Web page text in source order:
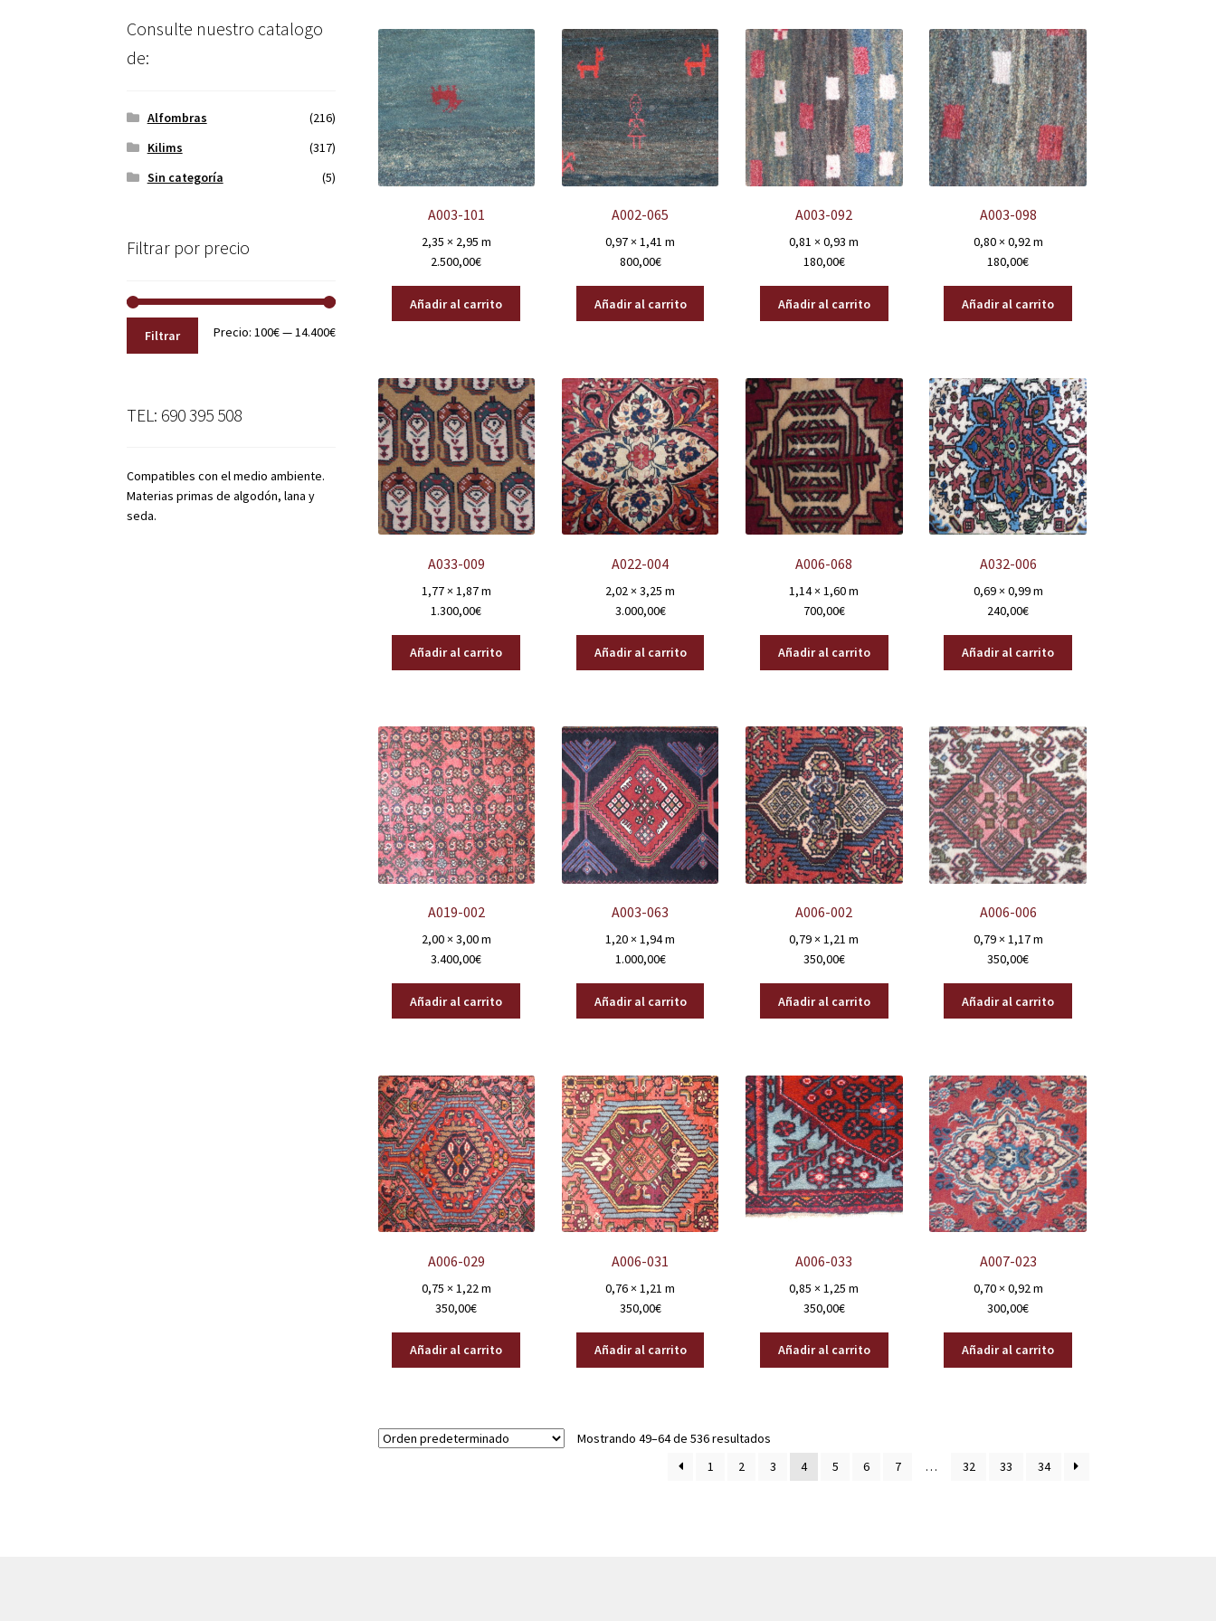
A003-101
2,35 × 2,95 m
2.500,00€
Añadir al carrito
A002-065
0,97 × 1,41 m
800,00€
Añadir al carrito
A003-092
0,81 × 0,93 m
180,00€
Añadir al carrito
A003-098
0,80 × 0,92 m
180,00€
Añadir al carrito
A033-009
1,77 × 1,87 m
1.300,00€
Añadir al carrito
A022-004
2,02 × 3,25 m
3.000,00€
Añadir al carrito
A006-068
1,14 × 1,60 m
700,00€
Añadir al carrito
A032-006
0,69 × 0,99 m
240,00€
Añadir al carrito
A019-002
2,00 × 3,00 m
3.400,00€
Añadir al carrito
A003-063
1,20 × 1,94 m
1.000,00€
Añadir al carrito
A006-002
0,79 × 1,21 m
350,00€
Añadir al carrito
A006-006
0,79 × 1,17 m
350,00€
Añadir al carrito
A006-029
0,75 × 1,22 m
350,00€
Añadir al carrito
A006-031
0,76 × 1,21 m
350,00€
Añadir al carrito
A006-033
0,85 × 1,25 m
350,00€
Añadir al carrito
A007-023
0,70 × 0,92 m
300,00€
Añadir al carrito
Mostrando 49–64 de 536 resultados
1
2 3 4 5 6 7 … 32 33 34
Consulte nuestro catalogo
de:
Alfombras
(216)
Kilims
(317)
Sin categoría
(5)
Filtrar por precio
Precio
Precio
Filtrar Precio:100€—14.400€
TEL: 690 395 508
Compatibles con el medio ambiente.
Materias primas de algodón, lana y
seda.